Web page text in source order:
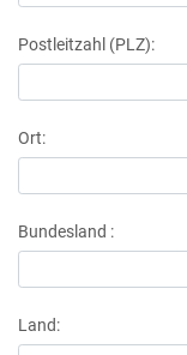
Postleitzahl (PLZ):
Ort:
Bundesland :
Land: